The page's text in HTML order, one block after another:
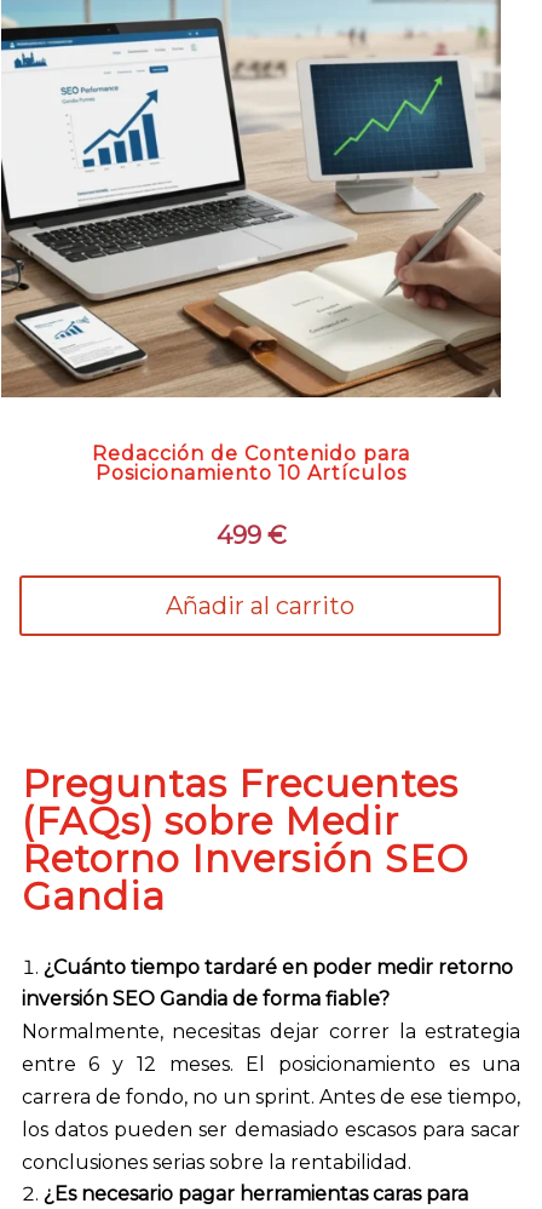
Redacción de Contenido para
Posicionamiento 10 Artículos
499 €
Añadir al carrito
Preguntas Frecuentes
(FAQs) sobre Medir
Retorno Inversión SEO
Gandia
¿Cuánto tiempo tardaré en poder medir retorno
inversión SEO Gandia de forma fiable?
Normalmente, necesitas dejar correr la estrategia
entre 6 y 12 meses. El posicionamiento es una
carrera de fondo, no un sprint. Antes de ese tiempo,
los datos pueden ser demasiado escasos para sacar
conclusiones serias sobre la rentabilidad.
¿Es necesario pagar herramientas caras para